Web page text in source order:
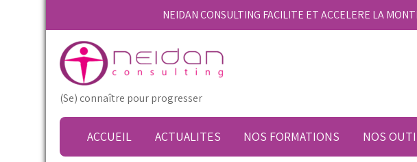
NEIDAN CONSULTING FACILITE ET ACCELERE LA
(Se) connaître pour progresser
ACCUEIL ACTUALITES NOS FORMATIONS NOS